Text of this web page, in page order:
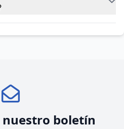
nuestro boletín